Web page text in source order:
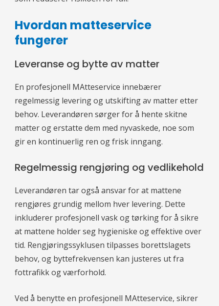
Hvordan matteservice
fungerer
Leveranse og bytte av matter
En profesjonell MAtteservice innebærer
regelmessig levering og utskifting av matter etter
behov. Leverandøren sørger for å hente skitne
matter og erstatte dem med nyvaskede, noe som
gir en kontinuerlig ren og frisk inngang.
Regelmessig rengjøring og vedlikehold
Leverandøren tar også ansvar for at mattene
rengjøres grundig mellom hver levering. Dette
inkluderer profesjonell vask og tørking for å sikre
at mattene holder seg hygieniske og effektive over
tid. Rengjøringssyklusen tilpasses borettslagets
behov, og byttefrekvensen kan justeres ut fra
fottrafikk og værforhold.
Ved å benytte en profesjonell MAtteservice, sikrer